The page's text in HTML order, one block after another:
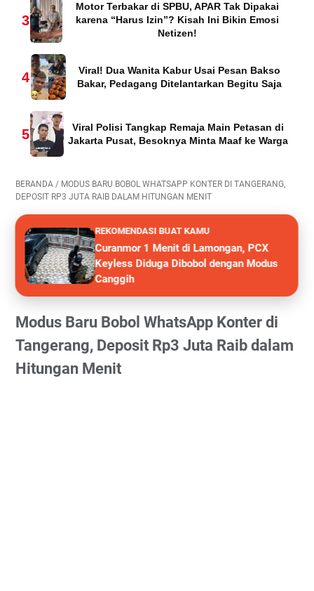
3
Motor Terbakar di SPBU, APAR Tak Dipakai
karena “Harus Izin”? Kisah Ini Bikin Emosi
Netizen!
4
Viral! Dua Wanita Kabur Usai Pesan Bakso
Bakar, Pedagang Ditelantarkan Begitu Saja
5
Viral Polisi Tangkap Remaja Main Petasan di
Jakarta Pusat, Besoknya Minta Maaf ke Warga
BERANDA / MODUS BARU BOBOL WHATSAPP KONTER DI TANGERANG,
DEPOSIT RP3 JUTA RAIB DALAM HITUNGAN MENIT
REKOMENDASI BUAT KAMU
Curanmor 1 Menit di Lamongan, PCX
Keyless Diduga Dibobol dengan Modus
Canggih
Modus Baru Bobol WhatsApp Konter di
Tangerang, Deposit Rp3 Juta Raib dalam
Hitungan Menit